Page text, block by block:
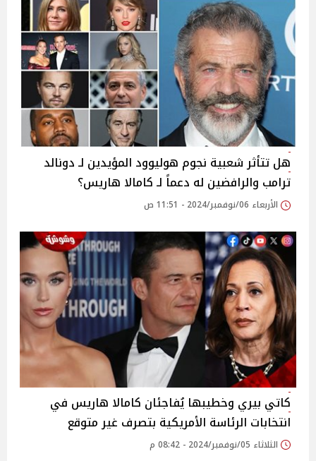
هل تتأثر شعبية نجوم هوليوود المؤيدين لـ دونالد
ترامب والرافضين له دعماً لـ كامالا هاريس؟
الأربعاء 06/نوفمبر/2024 - 11:51 ص
كاتي بيري وخطيبها يُفاجئان كامالا هاريس في
انتخابات الرئاسة الأمريكية بتصرف غير متوقع
الثلاثاء 05/نوفمبر/2024 - 08:42 م